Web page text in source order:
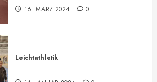
16. MÄRZ 2024 0
Leichtathletik